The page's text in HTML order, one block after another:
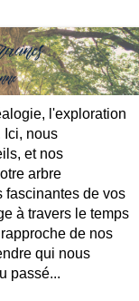
l'exploration
Ici, nous
et nos
arbre
fascinantes de vos
à travers le temps
de nos
qui nous
passé...